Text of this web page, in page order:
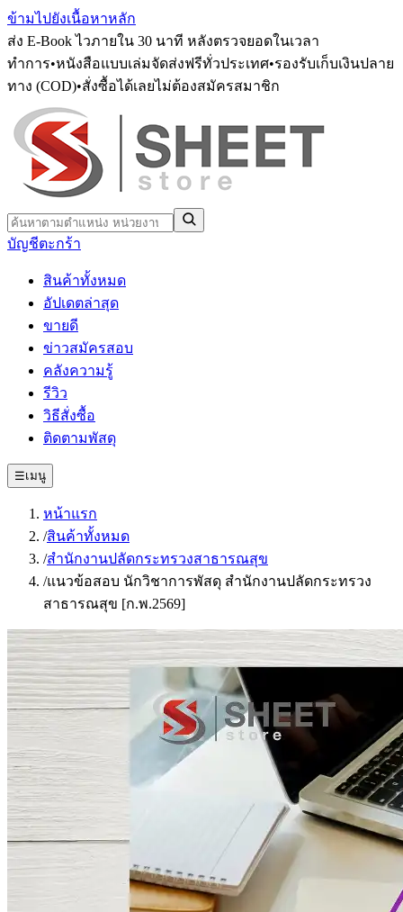
ข้ามไปยังเนื้อหาหลัก
ส่ง E-Book ไวภายใน 30 นาที หลังตรวจยอดในเวลา
ทำการ•หนังสือแบบเล่มจัดส่งฟรีทั่วประเทศ•รองรับเก็บเงินปลาย
ทาง (COD)•สั่งซื้อได้เลยไม่ต้องสมัครสมาชิก
บัญชีตะกร้า
สินค้าทั้งหมด
อัปเดตล่าสุด
ขายดี
ข่าวสมัครสอบ
คลังความรู้
รีวิว
วิธีสั่งซื้อ
ติดตามพัสดุ
☰เมนู
หน้าแรก
/สินค้าทั้งหมด
/สำนักงานปลัดกระทรวงสาธารณสุข
/แนวข้อสอบ นักวิชาการพัสดุ สำนักงานปลัดกระทรวง
สาธารณสุข [ก.พ.2569]